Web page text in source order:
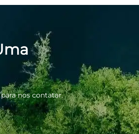
da Sua Marca
nos contatar.